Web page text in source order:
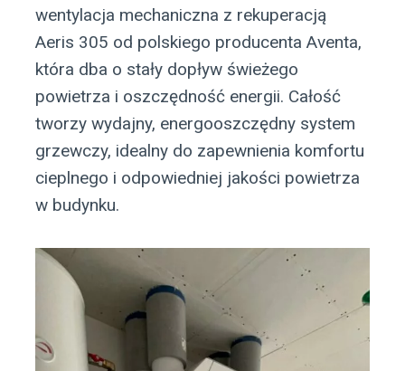
wentylacja mechaniczna z rekuperacją
Aeris 305 od polskiego producenta Aventa,
która dba o stały dopływ świeżego
powietrza i oszczędność energii. Całość
tworzy wydajny, energooszczędny system
grzewczy, idealny do zapewnienia komfortu
cieplnego i odpowiedniej jakości powietrza
w budynku.